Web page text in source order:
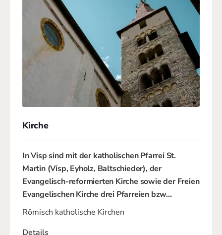
Kirche
In Visp sind mit der katholischen Pfarrei St.
Martin (Visp, Eyholz, Baltschieder), der
Evangelisch-reformierten Kirche sowie der Freien
Evangelischen Kirche drei Pfarreien bzw…
Römisch katholische Kirchen
Details